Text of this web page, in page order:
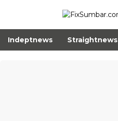
Indeptnews Straightnews